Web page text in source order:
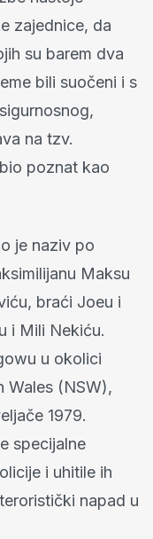
zajednice, da
su barem dva
bili suočeni i s
na tzv.
poznat kao
je naziv po
Maksu
braći Joeu i
i Mili Nekiću.
u okolici
Wales (NSW),
1979.
specijalne
i uhitile ih
napad u